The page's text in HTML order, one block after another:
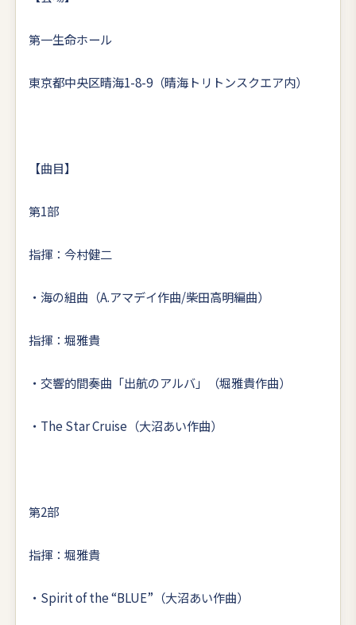
第一生命ホール
東京都中央区晴海1-8-9（晴海トリトンスクエア内）
【曲目】
第1部
指揮：今村健二
・海の組曲（A.アマデイ作曲/柴田高明編曲）
指揮：堀雅貴
・交響的間奏曲「出航のアルバ」（堀雅貴作曲）
・The Star Cruise（大沼あい作曲）
第2部
指揮：堀雅貴
・Spirit of the “BLUE”（大沼あい作曲）